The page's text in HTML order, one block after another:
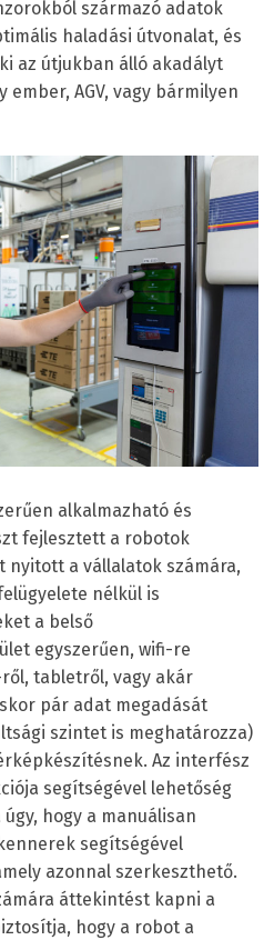
származó adatok
haladási útvonalat, és
az útjukban álló akadályt
ember, AGV, vagy bármilyen
alkalmazható és
fejlesztett a robotok
nyitott a vállalatok számára,
nélkül is
a belső
egyszerűen, wifi-re
tabletről, vagy akár
pár adat megadását
szintet is meghatározza)
Az interfész
segítségével lehetőség
hogy a manuálisan
segítségével
azonnal szerkeszthető.
áttekintést kapni a
hogy a robot a